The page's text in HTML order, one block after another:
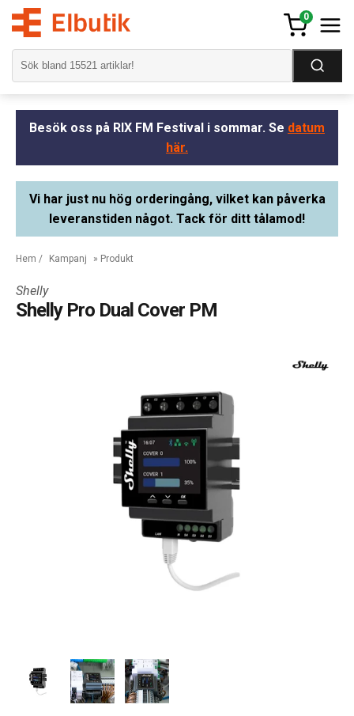
0
Besök oss på RIX FM Festival i sommar. Se datum
här.
Vi har just nu hög orderingång, vilket kan påverka
leveranstiden något. Tack för ditt tålamod!
Hem / Kampanj » Produkt
Shelly
Shelly Pro Dual Cover PM